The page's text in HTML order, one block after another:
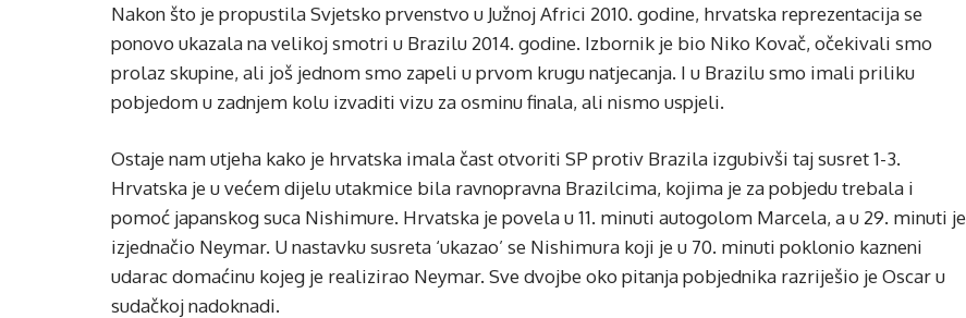
Nakon što je propustila Svjetsko prvenstvo u Južnoj Africi 2010. godine, hrvatska reprezentacija se
ponovo ukazala na velikoj smotri u Brazilu 2014. godine. Izbornik je bio Niko Kovač, očekivali smo
prolaz skupine, ali još jednom smo zapeli u prvom krugu natjecanja. I u Brazilu smo imali priliku
pobjedom u zadnjem kolu izvaditi vizu za osminu finala, ali nismo uspjeli.
Ostaje nam utjeha kako je hrvatska imala čast otvoriti SP protiv Brazila izgubivši taj susret 1-3.
Hrvatska je u većem dijelu utakmice bila ravnopravna Brazilcima, kojima je za pobjedu trebala i
pomoć japanskog suca Nishimure. Hrvatska je povela u 11. minuti autogolom Marcela, a u 29. minuti je
izjednačio Neymar. U nastavku susreta ‘ukazao’ se Nishimura koji je u 70. minuti poklonio kazneni
udarac domaćinu kojeg je realizirao Neymar. Sve dvojbe oko pitanja pobjednika razriješio je Oscar u
sudačkoj nadoknadi.